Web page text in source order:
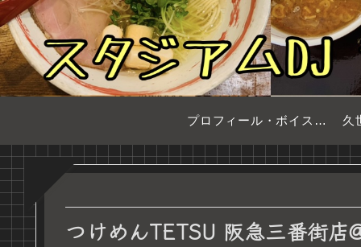
プロフィール・ボイスサンプル 久
つけめんTETSU 阪急三番街店